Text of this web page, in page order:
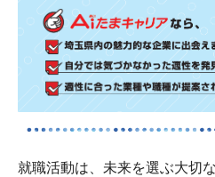
就職活動は、未来を選ぶ大切